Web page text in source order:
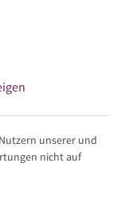
unserer und
nicht auf